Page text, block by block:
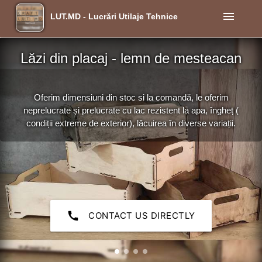
LUT.MD - Lucrări Utilaje Tehnice menu
call CONTACT US DIRECTLY
Lăzi din placaj - lemn de mesteacan
Oferim dimensiuni din stoc si la comandă, le oferim
neprelucrate și prelucrate cu lac rezistent la apa, îngheț (
condiții extreme de exterior), lăcuirea în diverse variații.